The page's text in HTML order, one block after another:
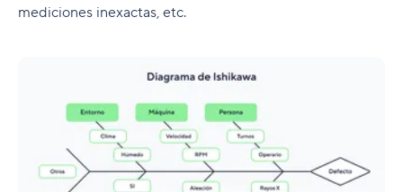
mediciones inexactas, etc.